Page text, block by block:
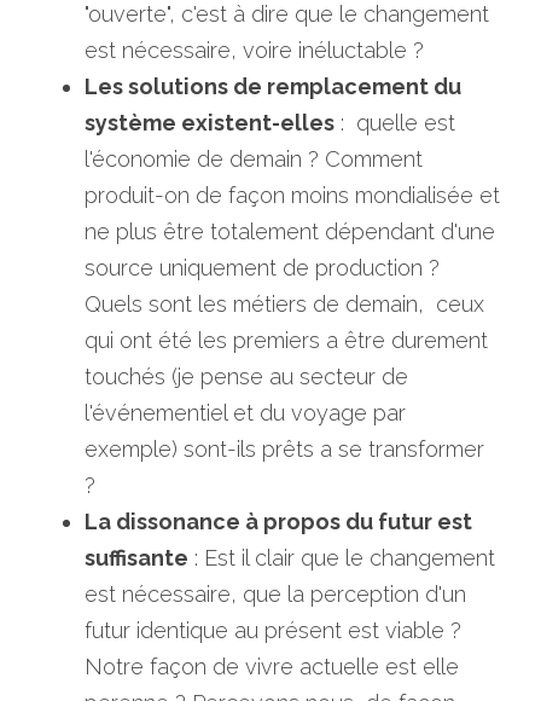
"ouverte", c'est à dire que le changement
est nécessaire, voire inéluctable ?
Les solutions de remplacement du
système existent-elles :  quelle est
l'économie de demain ? Comment
produit-on de façon moins mondialisée et
ne plus être totalement dépendant d'une
source uniquement de production ?
Quels sont les métiers de demain,  ceux
qui ont été les premiers a être durement
touchés (je pense au secteur de
l'événementiel et du voyage par
exemple) sont-ils prêts a se transformer
?
La dissonance à propos du futur est
suffisante : Est il clair que le changement
est nécessaire, que la perception d'un
futur identique au présent est viable ?
Notre façon de vivre actuelle est elle